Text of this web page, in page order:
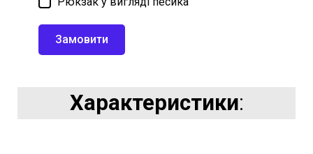
Замовити
Характеристики: